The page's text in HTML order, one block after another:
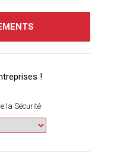
la Sécurité